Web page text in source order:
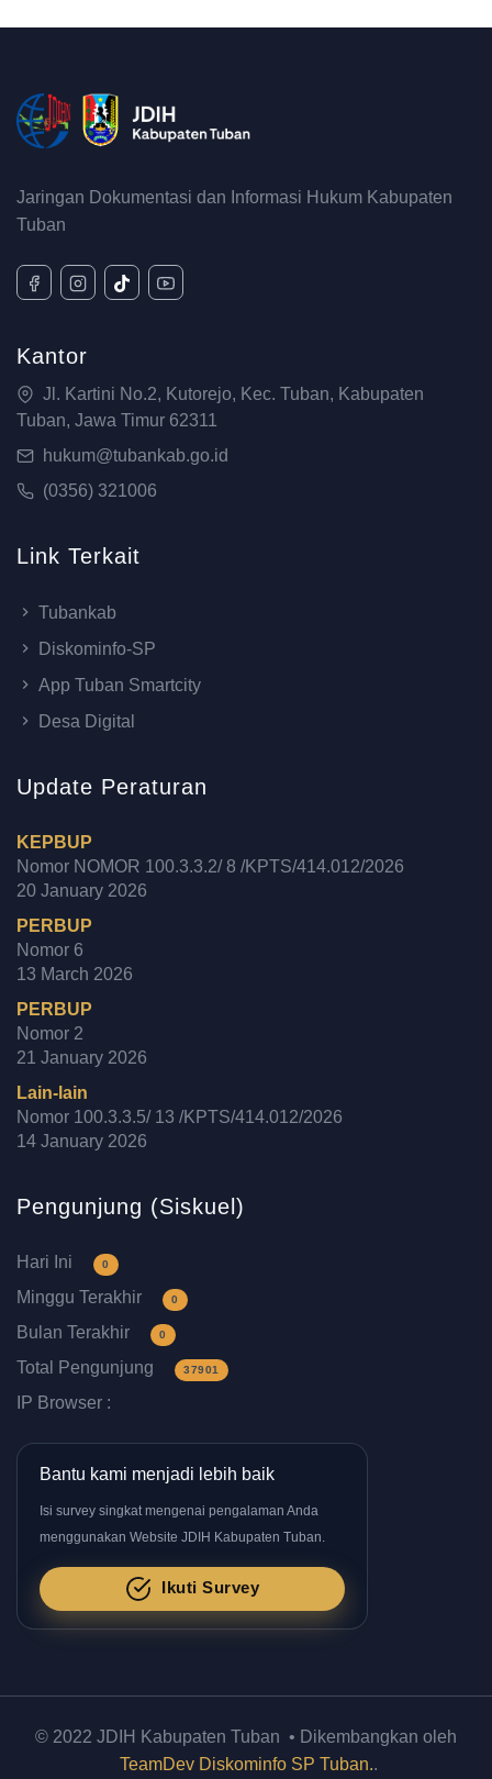
Jaringan Dokumentasi dan Informasi Hukum Kabupaten
Tuban
Kantor
Jl. Kartini No.2, Kutorejo, Kec. Tuban, Kabupaten
Tuban, Jawa Timur 62311
hukum@tubankab.go.id
(0356) 321006
Link Terkait
Tubankab
Diskominfo-SP
App Tuban Smartcity
Desa Digital
Update Peraturan
KEPBUP
Nomor NOMOR 100.3.3.2/ 8 /KPTS/414.012/2026
20 January 2026
PERBUP
Nomor 6
13 March 2026
PERBUP
Nomor 2
21 January 2026
Lain-lain
Nomor 100.3.3.5/ 13 /KPTS/414.012/2026
14 January 2026
Pengunjung (Siskuel)
Hari Ini 0
Minggu Terakhir 0
Bulan Terakhir 0
Total Pengunjung 37901
IP Browser :
Bantu kami menjadi lebih baik
Isi survey singkat mengenai pengalaman Anda
menggunakan Website JDIH Kabupaten Tuban.
Ikuti Survey
© 2022 JDIH Kabupaten Tuban • Dikembangkan oleh
TeamDev Diskominfo SP Tuban..